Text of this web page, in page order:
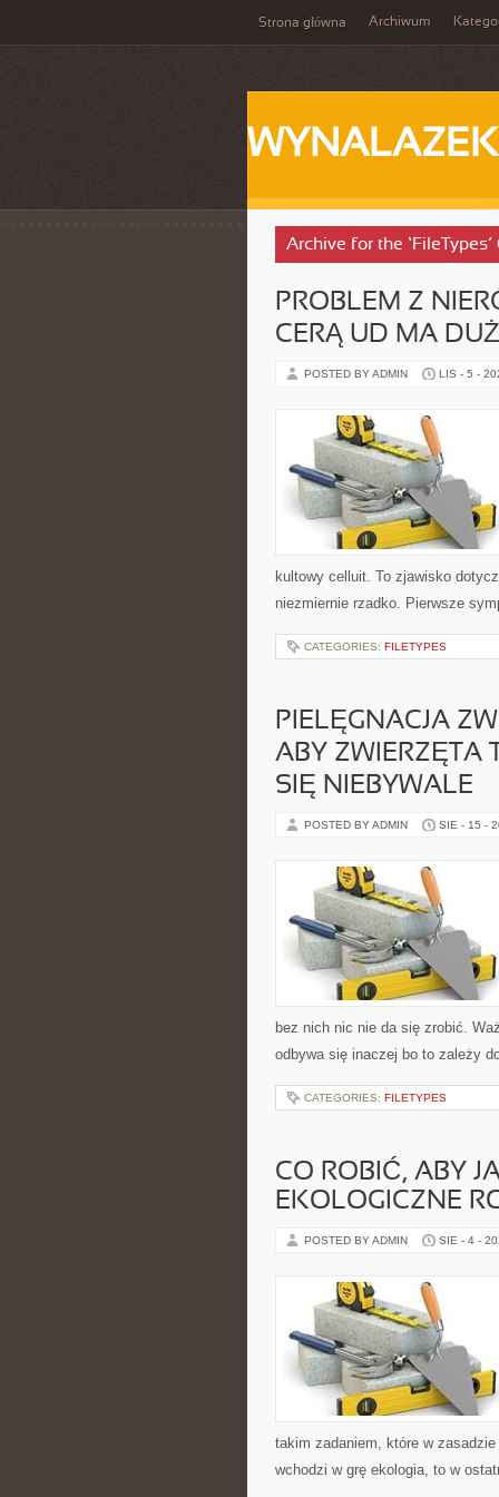
Strona główna Archiwum
WYNALAZEK
Archive for the ‘FileTypes’
PROBLEM Z
CERĄ UD MA
POSTED BY ADMIN LIS - 5 -
kultowy celluit. To zjawisko
niezmiernie rzadko. Pierwsze
CATEGORIES: FILETYPES
PIELĘGNACJA
ABY ZWIERZĘTA
SIĘ NIEBYWALE
POSTED BY ADMIN SIE - 15 -
bez nich nic nie da się zrobić.
odbywa się inaczej bo to zależy
CATEGORIES: FILETYPES
CO ROBIĆ, ABY
EKOLOGICZNE
POSTED BY ADMIN SIE - 4 -
takim zadaniem, które w
wchodzi w grę ekologia, to w